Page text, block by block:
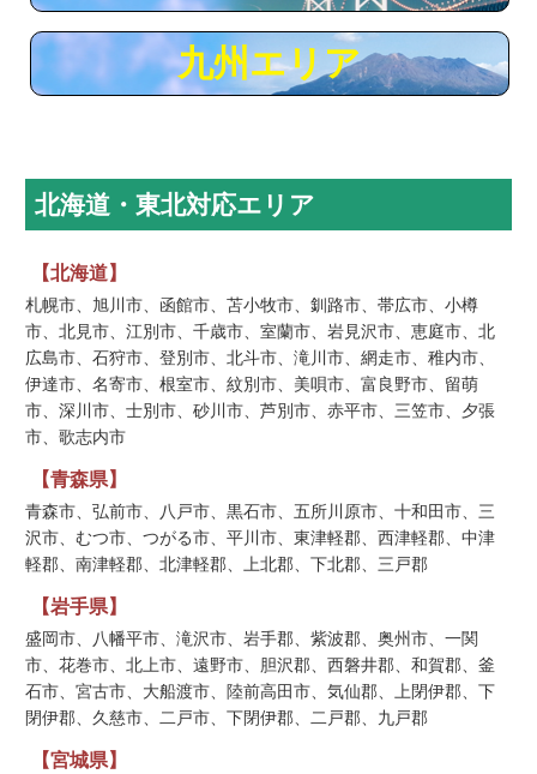
九州エリア
北海道・東北対応エリア
【北海道】
札幌市、旭川市、函館市、苫小牧市、釧路市、帯広市、小樽
市、北見市、江別市、千歳市、室蘭市、岩見沢市、恵庭市、北
広島市、石狩市、登別市、北斗市、滝川市、網走市、稚内市、
伊達市、名寄市、根室市、紋別市、美唄市、富良野市、留萌
市、深川市、士別市、砂川市、芦別市、赤平市、三笠市、夕張
市、歌志内市
【青森県】
青森市、弘前市、八戸市、黒石市、五所川原市、十和田市、三
沢市、むつ市、つがる市、平川市、東津軽郡、西津軽郡、中津
軽郡、南津軽郡、北津軽郡、上北郡、下北郡、三戸郡
【岩手県】
盛岡市、八幡平市、滝沢市、岩手郡、紫波郡、奥州市、一関
市、花巻市、北上市、遠野市、胆沢郡、西磐井郡、和賀郡、釜
石市、宮古市、大船渡市、陸前高田市、気仙郡、上閉伊郡、下
閉伊郡、久慈市、二戸市、下閉伊郡、二戸郡、九戸郡
【宮城県】